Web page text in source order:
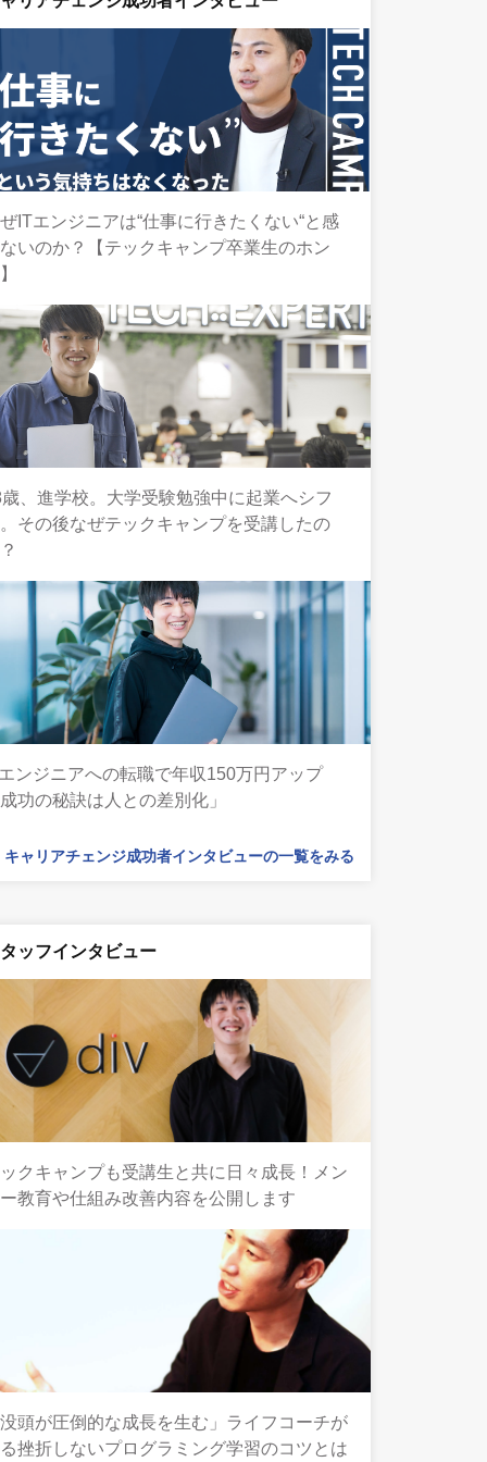
ITエンジニアは“仕事に行きたくない“と感
いのか？【テックキャンプ卒業生のホン
、進学校。大学受験勉強中に起業へシフ
その後なぜテックキャンプを受講したの
ンジニアへの転職で年収150万円アップ
功の秘訣は人との差別化」
キャリアチェンジ成功者インタビューの一覧をみる
ッフインタビュー
クキャンプも受講生と共に日々成長！メン
教育や仕組み改善内容を公開します
頭が圧倒的な成長を生む」ライフコーチが
挫折しないプログラミング学習のコツとは